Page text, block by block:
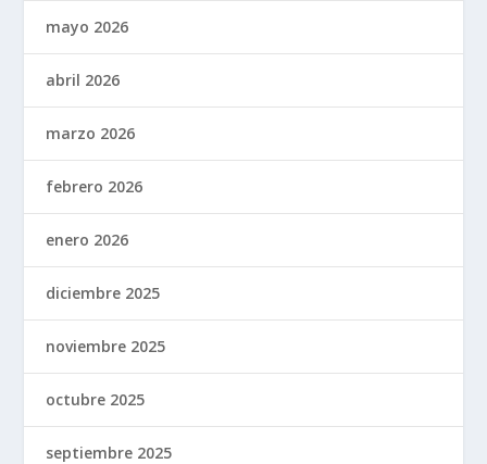
mayo 2026
abril 2026
marzo 2026
febrero 2026
enero 2026
diciembre 2025
noviembre 2025
octubre 2025
septiembre 2025